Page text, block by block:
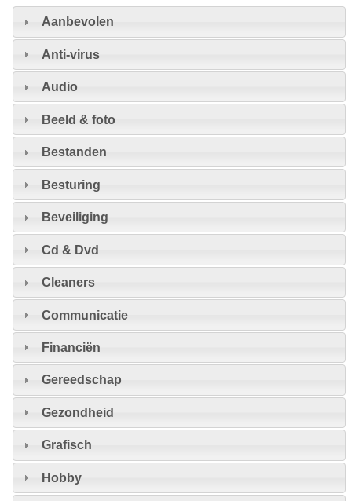
Aanbevolen
Anti-virus
Audio
Beeld & foto
Bestanden
Besturing
Beveiliging
Cd & Dvd
Cleaners
Communicatie
Financiën
Gereedschap
Gezondheid
Grafisch
Hobby